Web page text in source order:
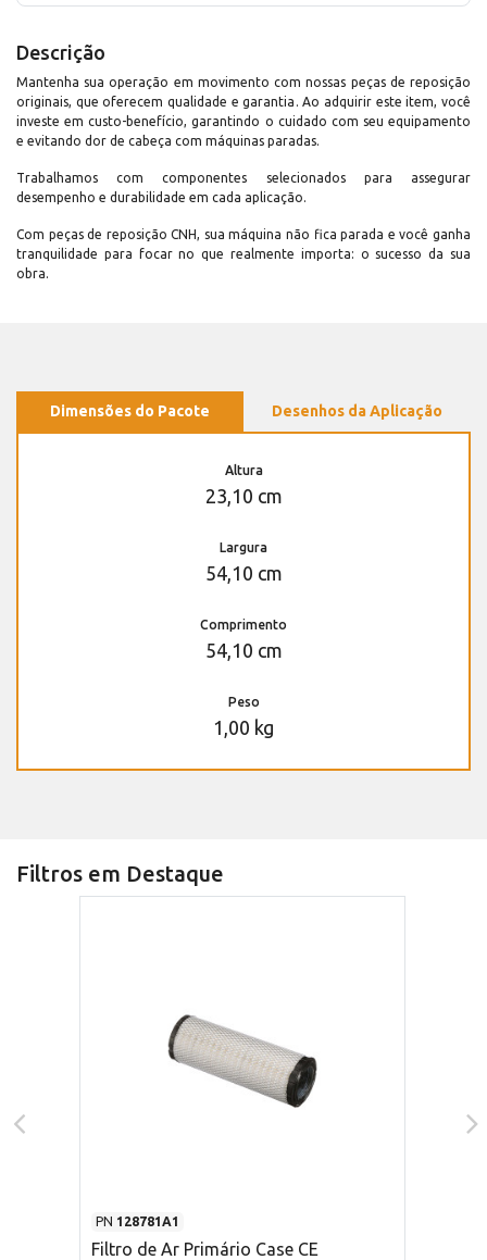
Descrição
Mantenha sua operação em movimento com nossas peças de reposição
originais, que oferecem qualidade e garantia. Ao adquirir este item, você
investe em custo-benefício, garantindo o cuidado com seu equipamento
e evitando dor de cabeça com máquinas paradas.
Trabalhamos com componentes selecionados para assegurar
desempenho e durabilidade em cada aplicação.
Com peças de reposição CNH, sua máquina não fica parada e você ganha
tranquilidade para focar no que realmente importa: o sucesso da sua
obra.
Dimensões do Pacote Desenhos da Aplicação
Altura
23,10 cm
Largura
54,10 cm
Comprimento
54,10 cm
Peso
1,00 kg
Filtros em Destaque
PN 128781A1
Filtro de Ar Primário Case CE